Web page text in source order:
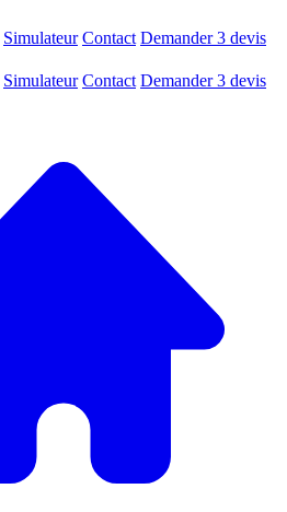
Simulateur Contact Demander 3 devis
Simulateur Contact Demander 3 devis